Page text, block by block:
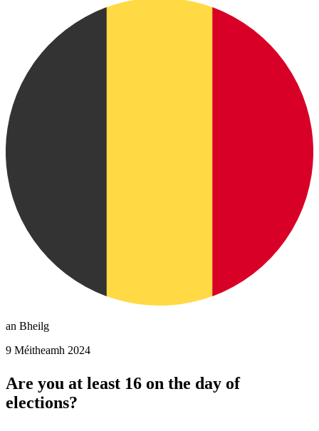
an Bheilg
9 Méitheamh 2024
Are you at least 16 on the day of
elections?